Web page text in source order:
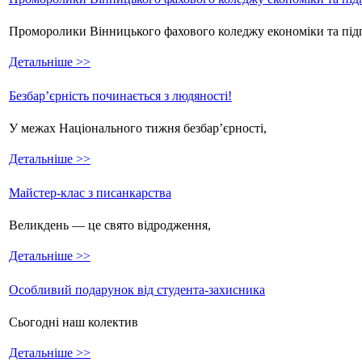
Проморолики Вінницького фахового коледжу економіки та
Детальніше >>
Безбар’єрність починається з людяності!
У межах Національного тижня безбар’єрності,
Детальніше >>
Майстер-клас з писанкарства
Великдень — це свято відродження,
Детальніше >>
Особливий подарунок від студента-захисника
Сьогодні наш колектив
Детальніше >>